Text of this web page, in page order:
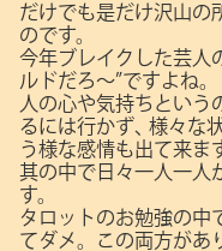
だけでも是だけ沢山の
のです。
今年ブレイクした芸人
ルドだろ～”ですよね。
人の心や気持ちという
るには行かず､
様々な
う様な感情も出て来ま
其の中で日々一人一人
す。
タロットのお勉強の中
てダメ。この両方があ